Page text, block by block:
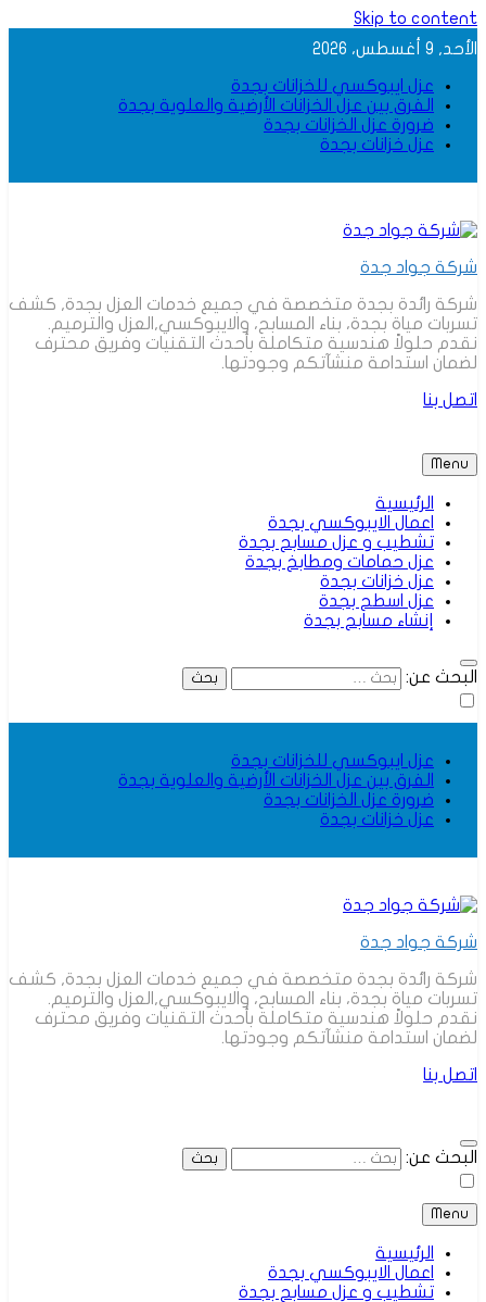
Skip to content
الأحد, 9 أغسطس، 2026
عزل ايبوكسي للخزانات بجدة
الفرق بين عزل الخزانات الأرضية والعلوية بجدة
ضرورة عزل الخزانات بجدة
عزل خزانات بجدة
شركة جواد جدة
شركة رائدة بجدة متخصصة في جميع خدمات العزل بجدة, كشف
تسربات مياة بجدة، بناء المسابح، والايبوكسي,العزل والترميم.
نقدم حلولاً هندسية متكاملة بأحدث التقنيات وفريق محترف
لضمان استدامة منشآتكم وجودتها.
اتصل بنا
Menu
الرئيسية
اعمال الايبوكسي بجدة
تشطيب و عزل مسابح بجدة
عزل حمامات ومطابخ بجدة
عزل خزانات بجدة
عزل اسطح بجدة
إنشاء مسابح بجدة
البحث عن:
عزل ايبوكسي للخزانات بجدة
الفرق بين عزل الخزانات الأرضية والعلوية بجدة
ضرورة عزل الخزانات بجدة
عزل خزانات بجدة
شركة جواد جدة
شركة رائدة بجدة متخصصة في جميع خدمات العزل بجدة, كشف
تسربات مياة بجدة، بناء المسابح، والايبوكسي,العزل والترميم.
نقدم حلولاً هندسية متكاملة بأحدث التقنيات وفريق محترف
لضمان استدامة منشآتكم وجودتها.
اتصل بنا
البحث عن:
Menu
الرئيسية
اعمال الايبوكسي بجدة
تشطيب و عزل مسابح بجدة